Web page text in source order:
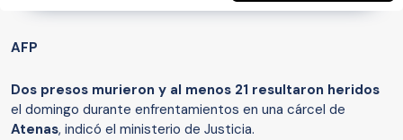
AFP
Dos presos murieron y al menos 21 resultaron heridos
el domingo durante enfrentamientos en una cárcel de
Atenas, indicó el ministerio de Justicia.